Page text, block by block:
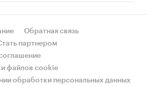
Обратная связь
партнером
файлов cookie
обработки персональных данных